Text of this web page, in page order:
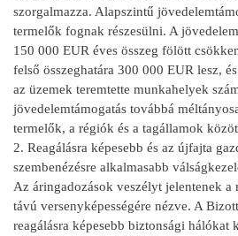
szorgalmazza. Alapszintű
termelők fognak részesülni. A
150 000 EUR éves összeg fölött
felső összeghatára 300 000 EUR lesz,
az üzemek teremtette munkahelyek
jövedelemtámogatás továbbá
termelők, a régiók és a tagállamok
2. Reagálásra képesebb és az újfajta
szembenézésre alkalmasabb
Az áringadozások veszélyt jelentenek a
távú versenyképességére nézve. A
reagálásra képesebb biztonsági hálókat